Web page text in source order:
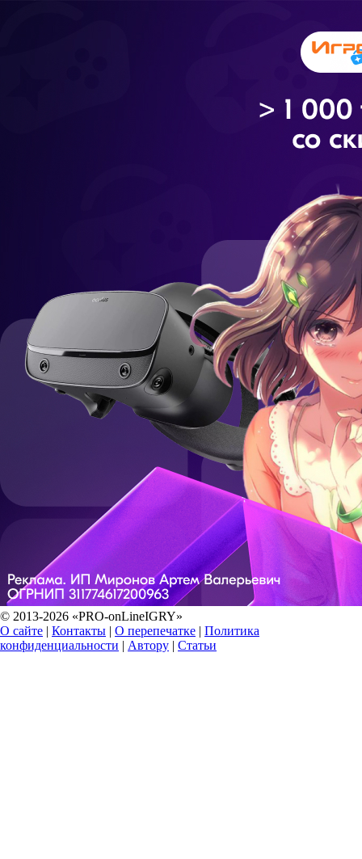
© 2013-2026 «PRO-onLineIGRY»
О сайте | Контакты | О перепечатке | Политика
конфиденциальности | Автору | Статьи